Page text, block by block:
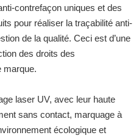
contrefaçon uniques et des
pour réaliser la traçabilité anti-
de la qualité. Ceci est d’une
des droits des
marque.
laser UV, avec leur haute
sans contact, marquage à
écologique et